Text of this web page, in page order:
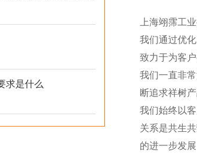
求是什么
上海翊霈工
我们通过优
致力于为客
我们一直非
断追求祥树
我们始终以
关系是共生
的进一步发